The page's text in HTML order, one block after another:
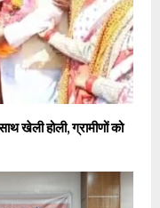
खेली होली, ग्रामीणों को